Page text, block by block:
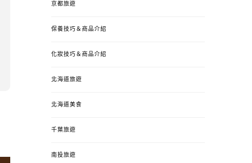
京都旅遊
保養技巧＆商品介紹
化妝技巧＆商品介紹
北海道旅遊
北海道美食
千葉旅遊
南投旅遊